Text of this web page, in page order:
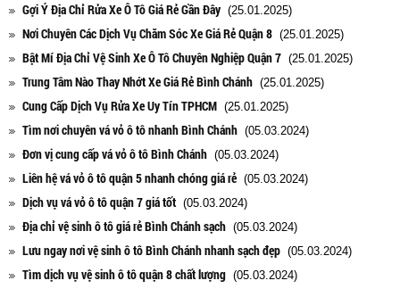
Gợi Ý Địa Chỉ Rửa Xe Ô Tô Giá Rẻ Gần Đây (25.01.2025)
Nơi Chuyên Các Dịch Vụ Chăm Sóc Xe Giá Rẻ Quận 8 (25.01.2025)
Bật Mí Địa Chỉ Vệ Sinh Xe Ô Tô Chuyên Nghiệp Quận 7 (25.01.2025)
Trung Tâm Nào Thay Nhớt Xe Giá Rẻ Bình Chánh (25.01.2025)
Cung Cấp Dịch Vụ Rửa Xe Uy Tín TPHCM (25.01.2025)
Tìm nơi chuyên vá vỏ ô tô nhanh Bình Chánh (05.03.2024)
Đơn vị cung cấp vá vỏ ô tô Bình Chánh (05.03.2024)
Liên hệ vá vỏ ô tô quận 5 nhanh chóng giá rẻ (05.03.2024)
Dịch vụ vá vỏ ô tô quận 7 giá tốt (05.03.2024)
Địa chỉ vệ sinh ô tô giá rẻ Bình Chánh sạch (05.03.2024)
Lưu ngay nơi vệ sinh ô tô Bình Chánh nhanh sạch đẹp (05.03.2024)
Tìm dịch vụ vệ sinh ô tô quận 8 chất lượng (05.03.2024)